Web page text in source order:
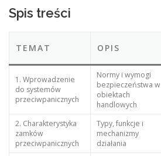
Spis treści
TEMAT OPIS
1. Wprowadzenie
do systemów
przeciwpanicznych
Normy i wymogi
bezpieczeństwa w
obiektach
handlowych
2. Charakterystyka
zamków
przeciwpanicznych
Typy, funkcje i
mechanizmy
działania